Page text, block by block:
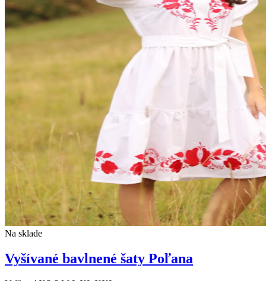
Na sklade
Vyšívané bavlnené šaty Poľana